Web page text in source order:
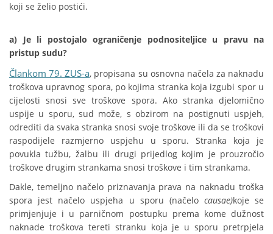
koji se želio postići.
a) Je li postojalo ograničenje podnositeljice u pravu na
pristup sudu?
Člankom 79. ZUS-a, propisana su osnovna načela za naknadu
troškova upravnog spora, po kojima stranka koja izgubi spor u
cijelosti snosi sve troškove spora. Ako stranka djelomično
uspije u sporu, sud može, s obzirom na postignuti uspjeh,
odrediti da svaka stranka snosi svoje troškove ili da se troškovi
raspodijele razmjerno uspjehu u sporu. Stranka koja je
povukla tužbu, žalbu ili drugi prijedlog kojim je prouzročio
troškove drugim strankama snosi troškove i tim strankama.
Dakle, temeljno načelo priznavanja prava na naknadu troška
spora jest načelo uspjeha u sporu (načelo causae)koje se
primjenjuje i u parničnom postupku prema kome dužnost
naknade troškova tereti stranku koja je u sporu pretrpjela